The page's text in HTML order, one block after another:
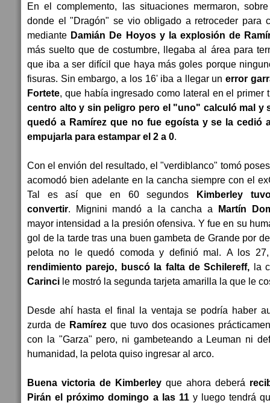
En el complemento, las situaciones mermaron,
donde el "Dragón" se vio obligado a retroceder para
mediante Damián De Hoyos y la explosión de
más suelto que de costumbre, llegaba al área para
que iba a ser difícil que haya más goles porque
fisuras. Sin embargo, a los 16' iba a llegar unerror
Fortete, que había ingresado como lateral en el primer
centro alto y sin peligro pero el "uno" calculó mal y
quedó a Ramírez que no fue egoísta y se la cedió
empujarla para estampar el 2 a 0.
Con el envión del resultado, el "verdiblanco" tomó
acomodó bien adelante en la cancha siempre con el
Tal es así que en 60 segundos Kimberley
convertir. Mignini mandó a la cancha a Martín
mayor intensidad a la presión ofensiva. Y fue en su
gol de la tarde tras una buen gambeta de Grande por
pelota no le quedó comoda y definió mal. A los
rendimiento parejo, buscó la falta de Schilereff, la
Carinci le mostró la segunda tarjeta amarilla la que le
Desde ahí hasta el final la ventaja se podría haber
zurda de Ramírezque tuvo dos ocasiones
con la "Garza" pero, ni gambeteando a Leuman ni
humanidad, la pelota quiso ingresar al arco.
Buena victoria de Kimberley que ahora deberá
Pirán el próximo domingo a las 11y luego tendrá